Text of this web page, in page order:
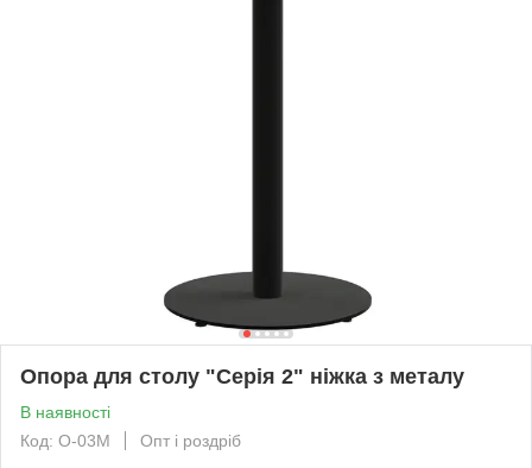
Опора для столу "Серія 2" ніжка з металу
В наявності
Код: O-03M
Опт і роздріб